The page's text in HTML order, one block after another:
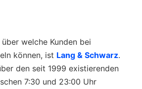
welche Kunden bei
können, ist Lang & Schwarz.
den seit 1999 existierenden
7:30 und 23:00 Uhr